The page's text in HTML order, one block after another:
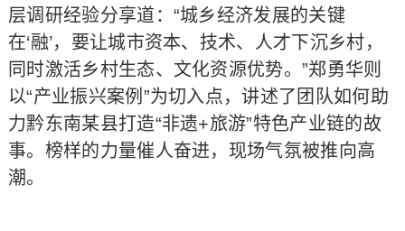
层调研经验分享道：“城乡经济发展的关键
在‘融’，要让城市资本、技术、人才下沉乡村，
同时激活乡村生态、文化资源优势。”郑勇华则
以“产业振兴案例”为切入点，讲述了团队如何助
力黔东南某县打造“非遗+旅游”特色产业链的故
事。榜样的力量催人奋进，现场气氛被推向高
潮。